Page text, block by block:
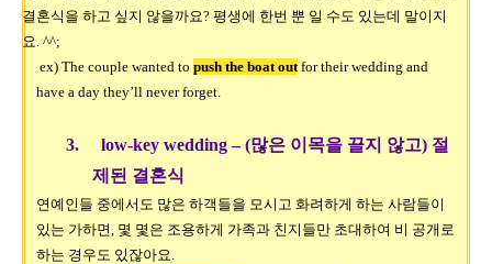
결혼식을 하고 싶지 않을까요? 평생에 한번 뿐 일 수도 있는데 말이지
요. ^^;
ex) The couple wanted to push the boat outfor their wedding and
have a day they’ll never forget.
3. low-key wedding – (많은 이목을 끌지 않고) 절
제된 결혼식
연예인들 중에서도 많은 하객들을 모시고 화려하게 하는 사람들이
있는 가하면, 몇 몇은 조용하게 가족과 친지들만 초대하여 비 공개로
하는 경우도 있잖아요.